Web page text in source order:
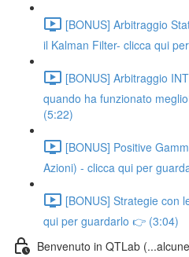
[BONUS] Arbitraggio
il Kalman Filter- clicca qui
[BONUS] Arbitraggio
quando ha funzionato
(5:22)
[BONUS] Positive
Azioni) - clicca qui per
[BONUS] Strategie con
qui per guardarlo 👉 (3:04)
Benvenuto in QTLab